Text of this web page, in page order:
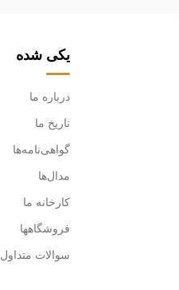
یکی شده
درباره ما
تاریخ ما
گواهی‌نامه‌ها
مدال‌ها
کارخانه ما
فروشگاهها
سوالات متداول